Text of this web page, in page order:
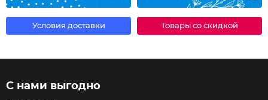
Условия доставки Товары со скидкой
С нами выгодно